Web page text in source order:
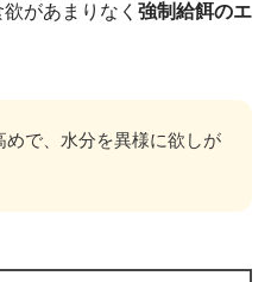
があまりなく 強制給餌のエ
めで、水分を異様に欲しが